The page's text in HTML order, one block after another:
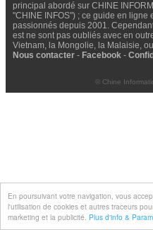
En poursuivant votre navigation, vous
l'utilisation de cookies et autres traceurs
marketing et la publicité. Plus d'info &
principal abordé sur CHINE
"CHINE INFOS") ; ce guide en ligne
passionnés depuis 2001.
est ne sont pas oubliés avec en
Vietnam, la Mongolie, la Malaisie,
Nous contacter - Facebook -
© Chine